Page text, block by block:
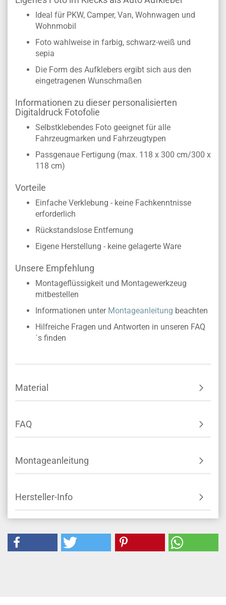
Ideal für PKW, Camper, Van, Wohnwagen und
Wohnmobil
Foto wahlweise in farbig, schwarz-weiß und
sepia
Die Form des Aufklebers ergibt sich aus den
eingetragenen Wunschmaßen
Informationen zu dieser personalisierten
Digitaldruck Fotofolie
Selbstklebendes Foto geeignet für alle
Fahrzeugmarken und Fahrzeugtypen
Passgenaue Fertigung (max. 118 x 300 cm/300 x
118 cm)
Vorteile
Einfache Verklebung - keine Fachkenntnisse
erforderlich
Rückstandslose Entfernung
Eigene Herstellung - keine gelagerte Ware
Unsere Empfehlung
Montageflüssigkeit und Montagewerkzeug
mitbestellen
Informationen unter Montageanleitung beachten
Hilfreiche Fragen und Antworten in unseren FAQ
´s finden
Material
FAQ
Montageanleitung
Hersteller-Info